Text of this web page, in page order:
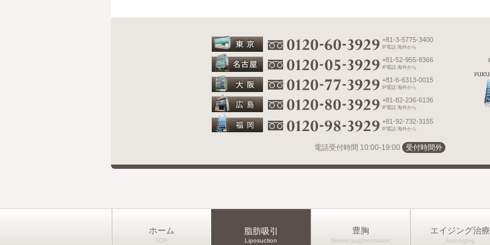
+81-3-5775-3400
IP電話 海外から
+81-52-955-8366
IP電話 海外から
+81-6-6313-0015
IP電話 海外から
+81-82-236-6136
IP電話 海外から
+81-92-732-3155
IP電話 海外から
電話受付時間 10:00-19:00 受付時間外
ホーム 脂肪吸引 豊胸 エイジング治療